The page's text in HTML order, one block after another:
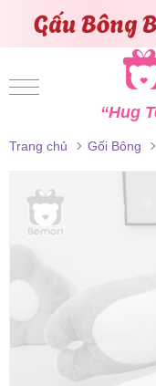
Skip to content
“Hug
Trang chủ Gối Bông